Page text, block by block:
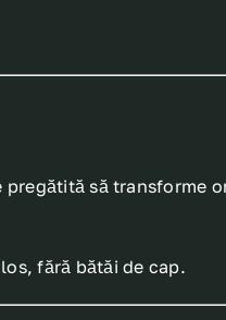
să transforme
fără bătăi de cap.